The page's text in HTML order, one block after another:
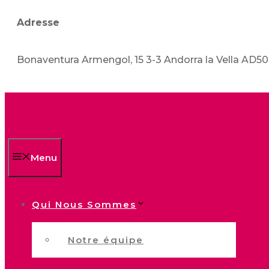
Adresse
Bonaventura Armengol, 15 3-3 Andorra la Vella
Menu
Qui Nous Sommes
Notre équipe